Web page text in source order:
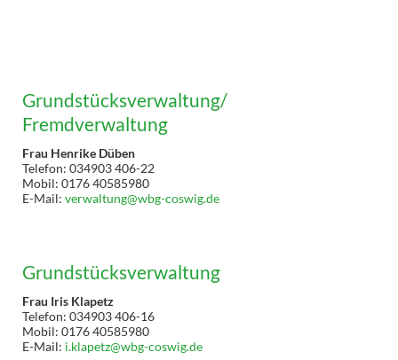
Grundstücksverwaltung/
Fremdverwaltung
Frau Henrike Düben
Telefon: 034903 406-22
Mobil: 0176 40585980
E-Mail: verwaltung@wbg-coswig.de
Grundstücksverwaltung
Frau Iris Klapetz
Telefon: 034903 406-16
Mobil: 0176 40585980
E-Mail: i.klapetz@wbg-coswig.de